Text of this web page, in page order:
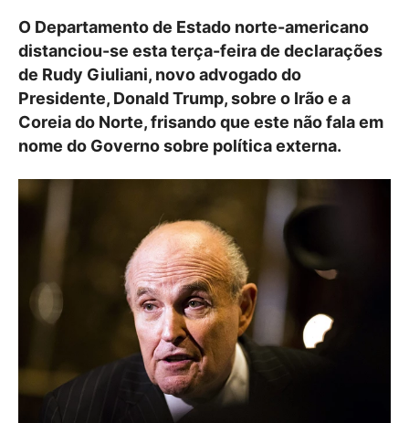
O Departamento de Estado norte-americano
distanciou-se esta terça-feira de declarações
de Rudy Giuliani, novo advogado do
Presidente, Donald Trump, sobre o Irão e a
Coreia do Norte, frisando que este não fala em
nome do Governo sobre política externa.